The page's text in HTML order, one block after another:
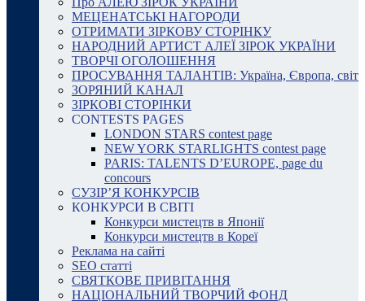
МЕЦЕНАТСЬКІ НАГОРОДИ
ОТРИМАТИ ЗІРКОВУ СТОРІНКУ
НАРОДНИЙ АРТИСТ АЛЕЇ ЗІРОК УКРАЇНИ
ТВОРЧІ ОГОЛОШЕННЯ
ПРОСУВАННЯ ТАЛАНТІВ: Україна, Європа, світ
ЗОРЯНИЙ КАНАЛ
ЗІРКОВІ СТОРІНКИ
CONTESTS PAGES
LONDON STARS contest page
NEW YORK STARLIGHTS contest page
PARIS: TALENTS D’EUROPE, page du
concours
СУЗІР’Я КОНКУРСІВ
КОНКУРСИ В СВІТІ
Конкурси мистецтв в Японії
Конкурси мистецтв в Кореї
Реклама на сайті
SEO статті
СВЯТКОВЕ ПРИВІТАННЯ
НАЦІОНАЛЬНИЙ ТВОРЧИЙ ФОНД